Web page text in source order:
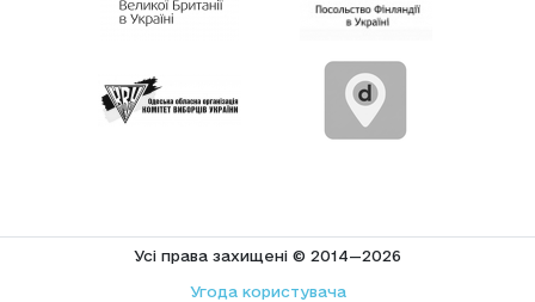
Усi права захищенi © 2014—2026
Угода користувача